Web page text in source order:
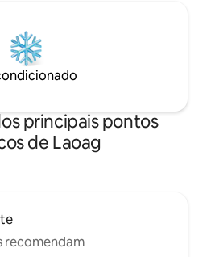
principais pontos
de Laoag
recomendam